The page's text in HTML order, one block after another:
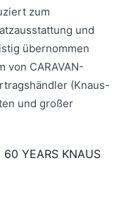
zum
und
übernommen
von CARAVAN-
(Knaus-
und großer